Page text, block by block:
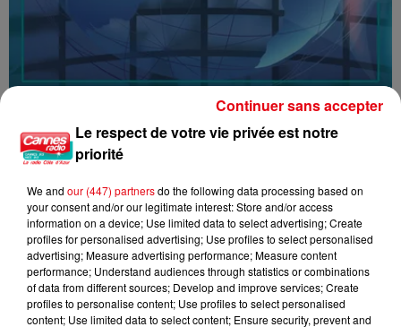
Le respect de votre vie privée est notre
priorité
We and our (447) partnersdo the following data processing based on
your consent and/or our legitimate interest: Store and/or access
information on a device; Use limited data to select advertising; Create
profiles for personalised advertising; Use profiles to select personalised
advertising; Measure advertising performance; Measure content
performance; Understand audiences through statistics or combinations
of data from different sources; Develop and improve services; Create
profiles to personalise content; Use profiles to select personalised
content; Use limited data to select content; Ensure security, prevent and
Continuer sans accepter